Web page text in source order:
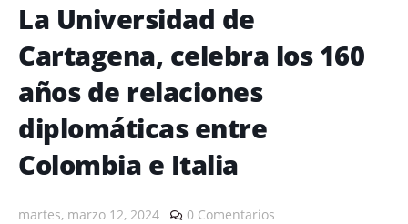
La Universidad de
Cartagena, celebra los 160
años de relaciones
diplomáticas entre
Colombia e Italia
martes, marzo 12, 2024 0 Comentarios